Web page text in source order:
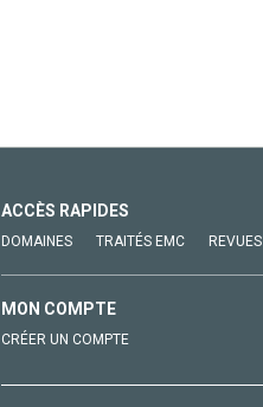
ACCÈS RAPIDES
DOMAINES TRAITÉS EMC REVUES
MON COMPTE
CRÉER UN COMPTE